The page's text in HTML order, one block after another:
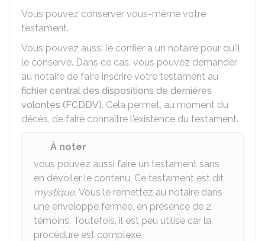
Vous pouvez conserver vous-même votre
testament.
Vous pouvez aussi le confier à un notaire pour qu'il
le conserve. Dans ce cas, vous pouvez demander
au notaire de faire inscrire votre testament au
fichier central des dispositions de dernières
volontés (FCDDV). Cela permet, au moment du
décès, de faire connaître l'existence du testament.
À noter
vous pouvez aussi faire un testament sans
en dévoiler le contenu. Ce testament est dit
mystique. Vous le remettez au notaire dans
une enveloppe fermée, en présence de 2
témoins. Toutefois, il est peu utilisé car la
procédure est complexe.